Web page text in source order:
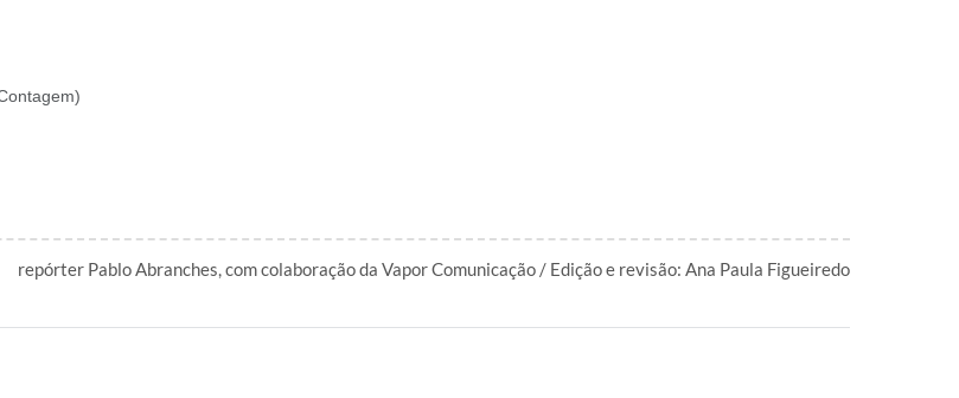
repórter Pablo Abranches, com colaboração da Vapor Comunicação / Edição e revisão: Ana Paula Figueiredo